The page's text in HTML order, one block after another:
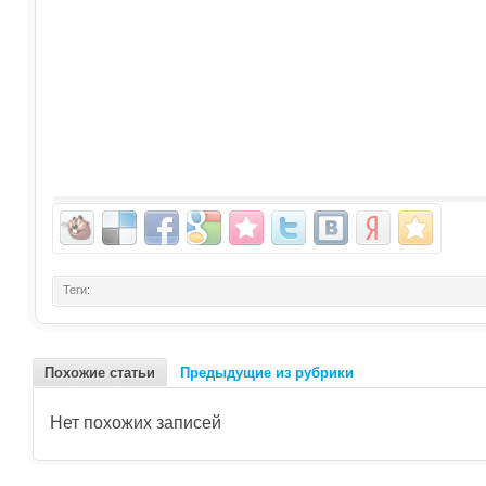
Теги:
Похожие статьи Предыдущие из рубрики
Нет похожих записей